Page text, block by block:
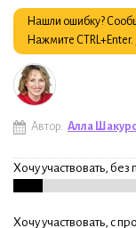
Нашли ошибку?
Нажмите CTRL+Enter.
Автор: Алла
Хочу участвовать, без
Хочу участвовать, с